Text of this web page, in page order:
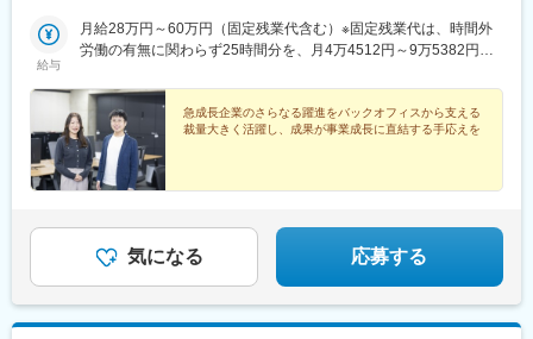
給与
月給28万円～60万円（固定残業代含む）※固定残業代は、時間外
労働の有無に関わらず25時間分を、月4万4512円～9万5382円支
急成長企業のさらなる躍進をバックオフィスから支える
裁量大きく活躍し、成果が事業成長に直結する手応えを
気になる 応募する